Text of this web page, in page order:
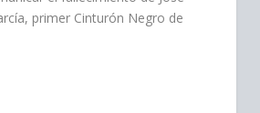
primer Cinturón Negro de